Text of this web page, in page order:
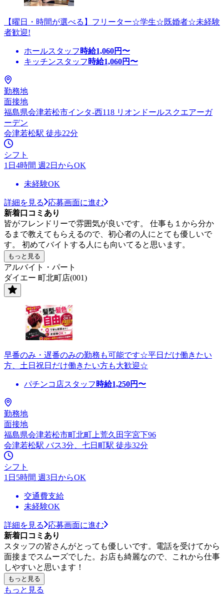
【曜日・時間が選べる】フリーター☆学生☆既婚者☆未経験
者歓迎!
ホールスタッフ 時給1,060円〜
キッチンスタッフ 時給1,060円〜
勤務地
面接地
福島県会津若松市インタ-西118 リオンドールスクエアーガ
ーデン
会津若松駅 徒歩22分
シフト
1日4時間 週2日からOK
未経験OK
詳細を見る
応募画面に進む
新着口コミあり
皆がフレンドリーで雰囲気が良いです。 仕事も１から分か
るまで教えてもらえるので、初心者の人にとても優しいで
す。 初めてバイトする人にも向いてると思います。
もっと見る
アルバイト・パート
ダイエー 町北町店(001)
早番のみ・遅番のみの勤務も可能です☆平日だけ働きたい
方、土日祝日だけ働きたい方も大歓迎☆
パチンコ店スタッフ 時給1,250円〜
勤務地
面接地
福島県会津若松市町北町上荒久田字宮下96
会津若松駅 バス3分、七日町駅 徒歩32分
シフト
1日5時間 週3日からOK
交通費支給
未経験OK
詳細を見る
応募画面に進む
新着口コミあり
スタッフの皆さんがとっても優しいです。電話を受けてから
面接までスムーズでした。お店も綺麗なので、これから仕事
しやすいと思います！
もっと見る
もっと見る